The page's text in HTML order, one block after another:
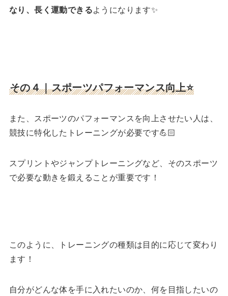
なり、長く運動できるようになります✨
その４｜スポーツパフォーマンス向上⭐️
また、スポーツのパフォーマンスを向上させたい人は、
競技に特化したトレーニングが必要です💪🏻
スプリントやジャンプトレーニングなど、そのスポーツ
で必要な動きを鍛えることが重要です！
このように、トレーニングの種類は目的に応じて変わり
ます！
自分がどんな体を手に入れたいのか、何を目指したいの